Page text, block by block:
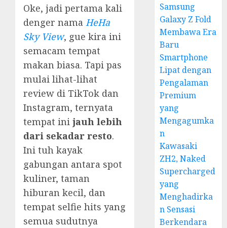
Oke, jadi pertama kali
denger nama HeHa
Sky View, gue kira ini
semacam tempat
makan biasa. Tapi pas
mulai lihat-lihat
review di TikTok dan
Instagram, ternyata
tempat ini jauh lebih
dari sekadar resto.
Ini tuh kayak
gabungan antara spot
kuliner, taman
hiburan kecil, dan
tempat selfie hits yang
semua sudutnya
Samsung
Galaxy Z Fold
Membawa Era
Baru
Smartphone
Lipat dengan
Pengalaman
Premium
yang
Mengagumka
n
Kawasaki
ZH2, Naked
Supercharged
yang
Menghadirka
n Sensasi
Berkendara